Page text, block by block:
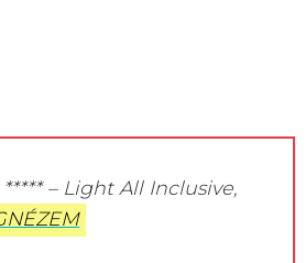
– Light All Inclusive,